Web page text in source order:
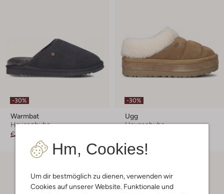
Hm, Cookies!
Um dir bestmöglich zu dienen, verwenden wir
Cookies auf unserer Website. Funktionale und
-30%
Warmbat
Hausschuhe
€ 59,99
-30%
Ugg
Hausschuhe